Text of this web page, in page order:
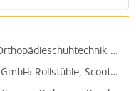
Werkstätten für Orthopädietechnik, Orthopädieschuhtechnik und Maß-Rehatechnik, OTB Werk, Standard-Rehatechnik, HomeCare, Verwaltung: OTB GmbH in der Meeraner Straße
MEDIVITALIS Reha & Medizintechnik GmbH: Rollstühle, Scooter, Elektromobile, Patientenlifter, Absauggeräte, Pflegemittel und vieles mehr